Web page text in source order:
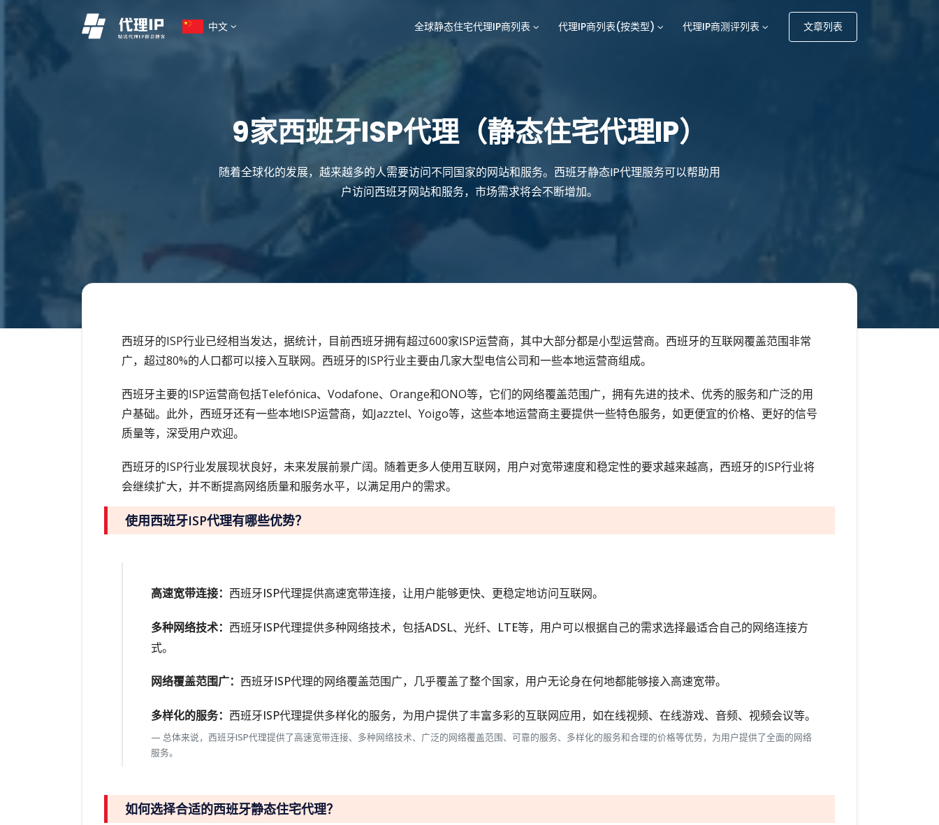
中文 全球静态住宅代理IP商列表 代理IP商列表(按类型) 代理IP商测评列表 文章列表
9家西班牙ISP代理（静态住宅代理IP）
随着全球化的发展，越来越多的人需要访问不同国家的网站和服务。西班牙静态IP代理服务可以帮助用
户访问西班牙网站和服务，市场需求将会不断增加。
西班牙的ISP行业已经相当发达，据统计，目前西班牙拥有超过600家ISP运营商，其中大部分都是小型运营商。西班牙的互联网覆盖范围非常
广，超过80%的人口都可以接入互联网。西班牙的ISP行业主要由几家大型电信公司和一些本地运营商组成。
西班牙主要的ISP运营商包括Telefónica、Vodafone、Orange和ONO等，它们的网络覆盖范围广，拥有先进的技术、优秀的服务和广泛的用
户基础。此外，西班牙还有一些本地ISP运营商，如Jazztel、Yoigo等，这些本地运营商主要提供一些特色服务，如更便宜的价格、更好的信号
质量等，深受用户欢迎。
西班牙的ISP行业发展现状良好，未来发展前景广阔。随着更多人使用互联网，用户对宽带速度和稳定性的要求越来越高，西班牙的ISP行业将
会继续扩大，并不断提高网络质量和服务水平，以满足用户的需求。
使用西班牙ISP代理有哪些优势？
高速宽带连接： 西班牙ISP代理提供高速宽带连接，让用户能够更快、更稳定地访问互联网。
多种网络技术： 西班牙ISP代理提供多种网络技术，包括ADSL、光纤、LTE等，用户可以根据自己的需求选择最适合自己的网络连接方
式。
网络覆盖范围广： 西班牙ISP代理的网络覆盖范围广，几乎覆盖了整个国家，用户无论身在何地都能够接入高速宽带。
多样化的服务： 西班牙ISP代理提供多样化的服务，为用户提供了丰富多彩的互联网应用，如在线视频、在线游戏、音频、视频会议等。
总体来说，西班牙ISP代理提供了高速宽带连接、多种网络技术、广泛的网络覆盖范围、可靠的服务、多样化的服务和合理的价格等优势，为用户提供了全面的网络
服务。
如何选择合适的西班牙静态住宅代理？